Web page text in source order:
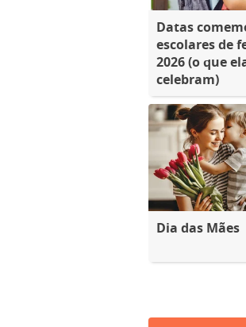
Datas
escolares de
2026 (o que
celebram)
Dia das Mães